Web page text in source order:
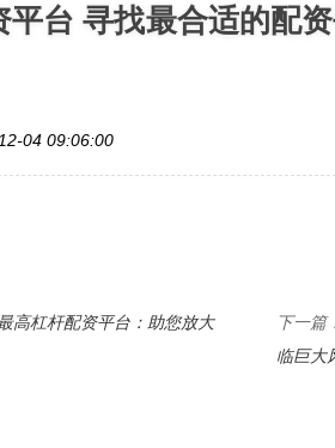
平台 寻找最合适的配
04 09:06:00
高杠杆配资平台：助您放大
下一篇
临巨大